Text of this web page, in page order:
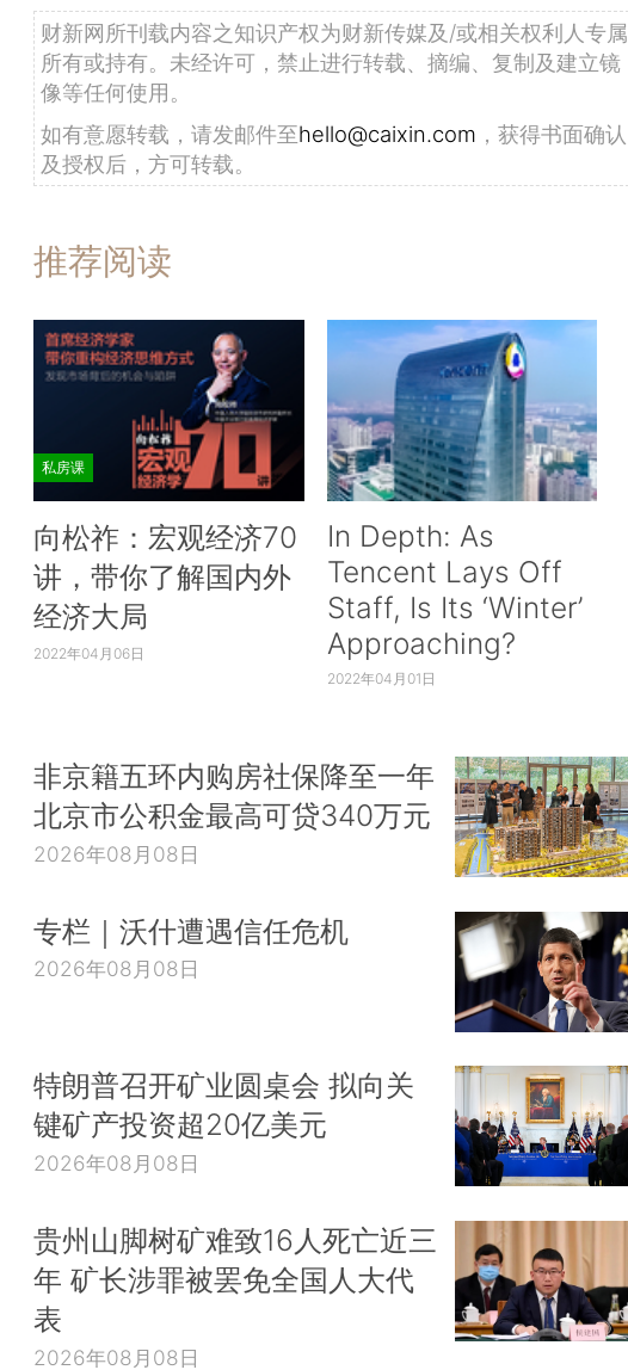
财新网所刊载内容之知识产权为财新传媒及/或相关权利人专属
所有或持有。未经许可，禁止进行转载、摘编、复制及建立镜
像等任何使用。
如有意愿转载，请发邮件至hello@caixin.com ，获得书面确认
及授权后，方可转载。
推荐阅读
私房课
向松祚：宏观经济70
讲，带你了解国内外
经济大局
2022年04月06日
In Depth: As
Tencent Lays Off
Staff, Is Its ‘Winter’
Approaching?
2022年04月01日
非京籍五环内购房社保降至一年
北京市公积金最高可贷340万元
2026年08月08日
专栏｜沃什遭遇信任危机
2026年08月08日
特朗普召开矿业圆桌会 拟向关
键矿产投资超20亿美元
2026年08月08日
贵州山脚树矿难致16人死亡近三
年 矿长涉罪被罢免全国人大代
表
2026年08月08日